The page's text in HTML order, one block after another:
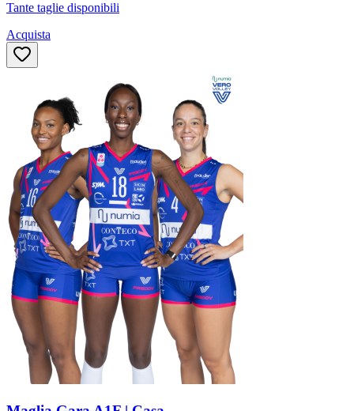
Tante taglie disponibili
Acquista